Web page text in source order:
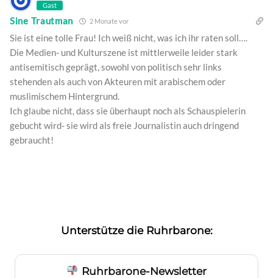
Gast
Sine Trautman 2 Monate vor
Sie ist eine tolle Frau! Ich weiß nicht, was ich ihr raten soll….
Die Medien- und Kulturszene ist mittlerweile leider stark
antisemitisch geprägt, sowohl von politisch sehr links
stehenden als auch von Akteuren mit arabischem oder
muslimischem Hintergrund.
Ich glaube nicht, dass sie überhaupt noch als Schauspielerin
gebucht wird- sie wird als freie Journalistin auch dringend
gebraucht!
Unterstütze die Ruhrbarone:
Ruhrbarone-Newsletter